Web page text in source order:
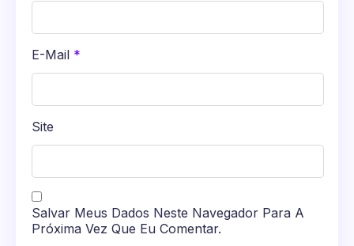
E-Mail *
Site
Salvar Meus Dados Neste Navegador Para A
Próxima Vez Que Eu Comentar.